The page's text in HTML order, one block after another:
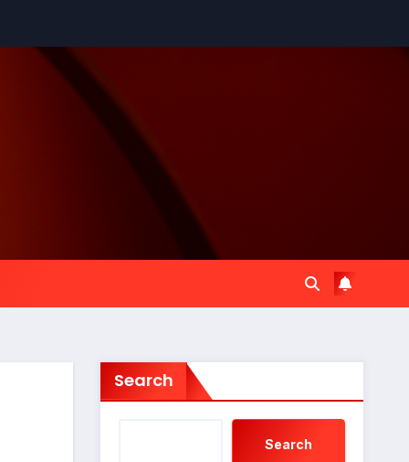
Search
Search